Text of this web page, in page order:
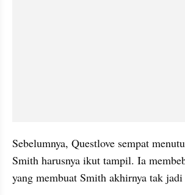
Sebelumnya, Questlove sempat
Smith harusnya ikut tampil. Ia
yang membuat Smith akhirnya tak